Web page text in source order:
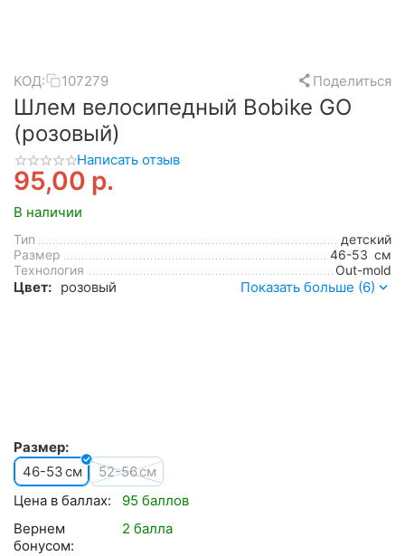
КОД: 107279 Поделиться
Шлем велосипедный Bobike GO
(розовый)
Написать отзыв
95,00 р.
В наличии
Тип
детский
Размер
46-53 см
Технология
Out-mold
Цвет: розовый Показать больше (6)
Размер:
46-53см 52-56см
Цена в баллах:
95 баллов
Вернем
бонусом:
2 балла